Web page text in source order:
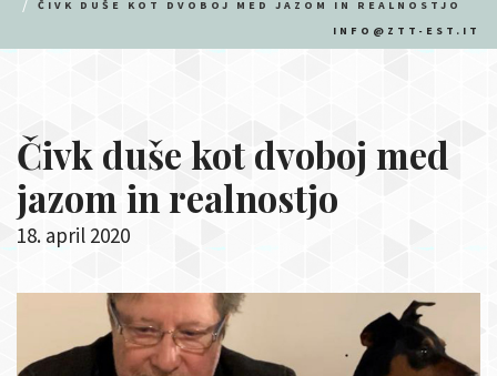
ČIVK DUŠE KOT DVOBOJ MED JAZOM IN REALNOSTJO
INFO@ZTT-EST.IT
Čivk duše kot dvoboj med
jazom in realnostjo
18. april 2020